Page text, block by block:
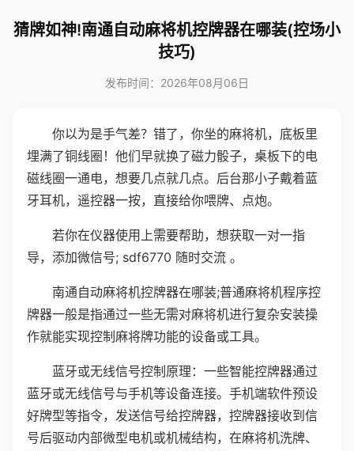
猜牌如神!南通自动麻将机控牌器在哪装(控场小
技巧)
发布时间：2026年08月06日
你以为是手气差？错了，你坐的麻将机，底板里
埋满了铜线圈！他们早就换了磁力骰子，桌板下的电
磁线圈一通电，想要几点就几点。后台那小子戴着蓝
牙耳机，遥控器一按，直接给你喂牌、点炮。
若你在仪器使用上需要帮助，想获取一对一指
导，添加微信号; sdf6770 随时交流 。
南通自动麻将机控牌器在哪装;普通麻将机程序控
牌器一般是指通过一些无需对麻将机进行复杂安装操
作就能实现控制麻将牌功能的设备或工具。
蓝牙或无线信号控制原理：一些智能控牌器通过
蓝牙或无线信号与手机等设备连接。手机端软件预设
好牌型等指令，发送信号给控牌器，控牌器接收到信
号后驱动内部微型电机或机械结构，在麻将机洗牌、